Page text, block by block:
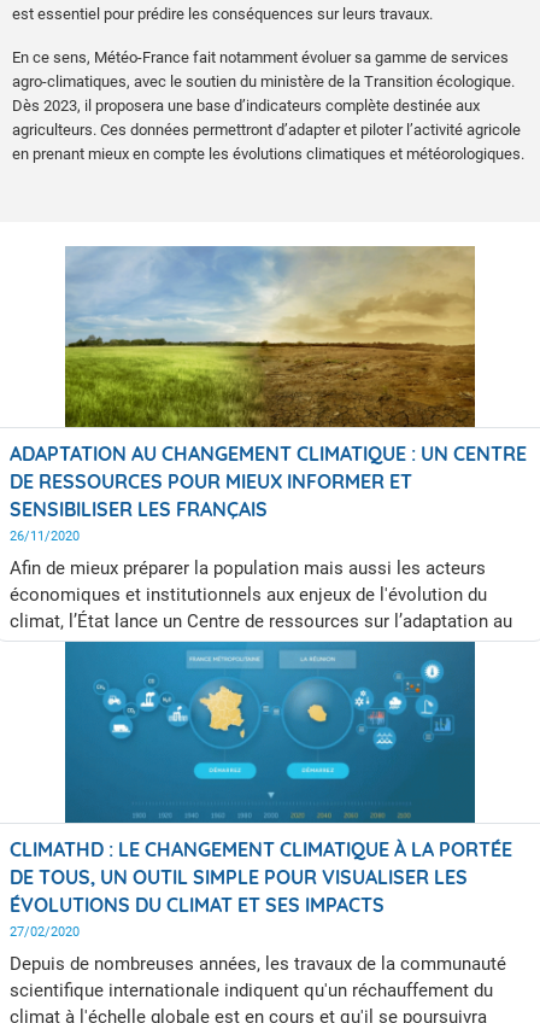
est essentiel pour prédire les conséquences sur leurs travaux.
En ce sens, Météo-France fait notamment évoluer sa gamme de services
agro-climatiques, avec le soutien du ministère de la Transition écologique.
Dès 2023, il proposera une base d’indicateurs complète destinée aux
agriculteurs. Ces données permettront d’adapter et piloter l’activité agricole
en prenant mieux en compte les évolutions climatiques et météorologiques.
ADAPTATION AU CHANGEMENT CLIMATIQUE : UN CENTRE
DE RESSOURCES POUR MIEUX INFORMER ET
SENSIBILISER LES FRANÇAIS
26/11/2020
Afin de mieux préparer la population mais aussi les acteurs
économiques et institutionnels aux enjeux de l'évolution du
climat, l’État lance un Centre de ressources sur l’adaptation au
changement climatique (Cracc). Celui-ci répertorie toutes les
solutions existantes permettant ainsi de créer un contexte
favorable à la mise en œuvre des mesures nécessaires. Patrick
Josse, directeur de la climatologie et des services
climatologiques à Météo-France, présente ce nouvel outil.
CLIMATHD : LE CHANGEMENT CLIMATIQUE À LA PORTÉE
DE TOUS, UN OUTIL SIMPLE POUR VISUALISER LES
ÉVOLUTIONS DU CLIMAT ET SES IMPACTS
27/02/2020
Depuis de nombreuses années, les travaux de la communauté
scientifique internationale indiquent qu'un réchauffement du
climat à l'échelle globale est en cours et qu'il se poursuivra